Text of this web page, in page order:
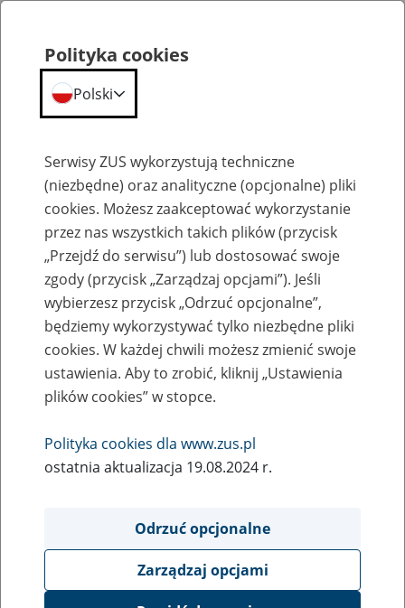
Szkolenia
Zaproś ZUS do siebie: eZUS, wizyty
rezerwowane, e-wizyty, Aktywni 50+
Rodzaj wydarzenia
Szkolenia
Obszar merytoryczny
Płatnicy, ubezpieczeni, świadczeniobiorcy
Opis wydarzenia
Polityka cookies
Polski
Serwisy ZUS wykorzystują techniczne
(niezbędne) oraz analityczne (opcjonalne) pliki
cookies. Możesz zaakceptować wykorzystanie
przez nas wszystkich takich plików (przycisk
„Przejdź do serwisu”) lub dostosować swoje
zgody (przycisk „Zarządzaj opcjami”). Jeśli
wybierzesz przycisk „Odrzuć opcjonalne”,
będziemy wykorzystywać tylko niezbędne pliki
cookies. W każdej chwili możesz zmienić swoje
ustawienia. Aby to zrobić, kliknij „Ustawienia
plików cookies” w stopce.
Polityka cookies dla www.zus.pl
ostatnia aktualizacja 19.08.2024 r.
Odrzuć opcjonalne
Zarządzaj opcjami